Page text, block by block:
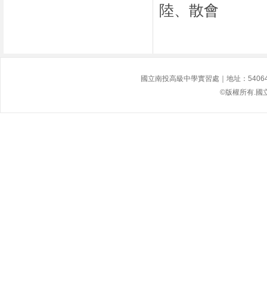
陸、散會
國立南投高級中學實習處｜地址：
©版權所有.國